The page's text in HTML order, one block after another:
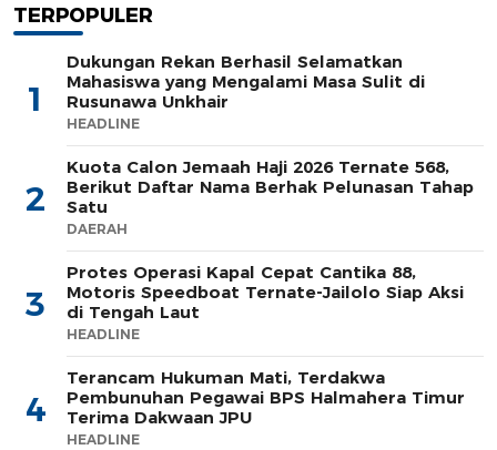
TERPOPULER
1
Dukungan Rekan Berhasil Selamatkan
Mahasiswa yang Mengalami Masa Sulit di
Rusunawa Unkhair
HEADLINE
2
Kuota Calon Jemaah Haji 2026 Ternate 568,
Berikut Daftar Nama Berhak Pelunasan Tahap
Satu
DAERAH
3
Protes Operasi Kapal Cepat Cantika 88,
Motoris Speedboat Ternate-Jailolo Siap Aksi
di Tengah Laut
HEADLINE
4
Terancam Hukuman Mati, Terdakwa
Pembunuhan Pegawai BPS Halmahera Timur
Terima Dakwaan JPU
HEADLINE